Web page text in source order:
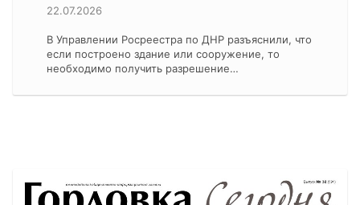
22.07.2026
В Управлении Росреестра по ДНР разъяснили, что
если построено здание или сооружение, то
необходимо получить разрешение…